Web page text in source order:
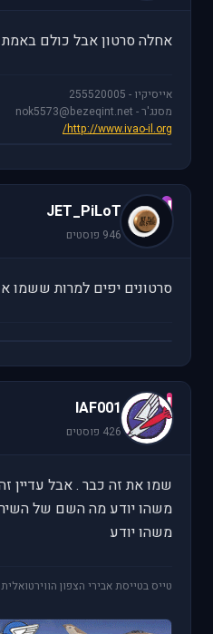
אחלה סרטון אבל כולם באמת
אייסיקיו - 255520005
מסנג'ר - nok5573@bezeqint.net
http://www.ivao-il.org/
J
JET_PiLoT
946 פוסטים
סרטונים יפים למרות ששמו
I
IAF001
426 פוסטים
שמו את זה כבר . אבל עדיין
משהו יודע מה השם של
משהו יודע
טייס בטייסת אבירי הצפון